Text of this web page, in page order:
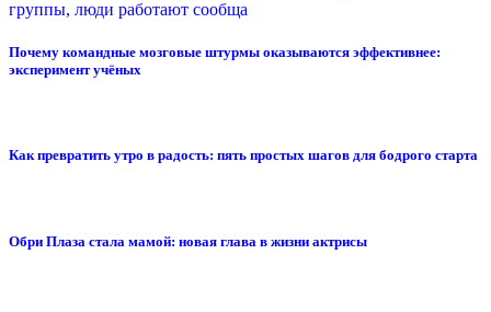
Почему командные мозговые штурмы оказываются эффективнее:
эксперимент учёных
Как превратить утро в радость: пять простых шагов для бодрого старта
Обри Плаза стала мамой: новая глава в жизни актрисы